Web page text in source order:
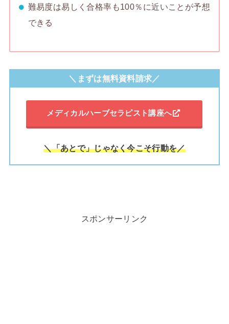
難易度は易しく合格率も100％に近いことが予想
できる
＼まずは無料資料請求／
メディカルハーブセラピスト講座へ
＼「あとで」じゃなく今こそ行動を／
スポンサーリンク